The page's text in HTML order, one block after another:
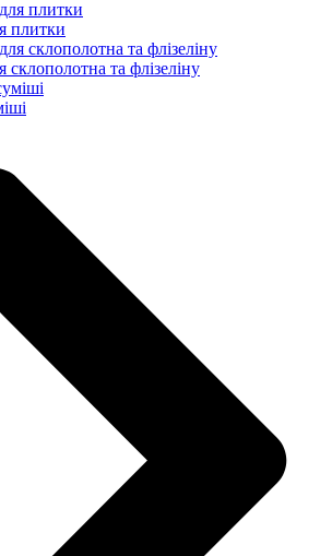
плитки
склополотна та флізеліну